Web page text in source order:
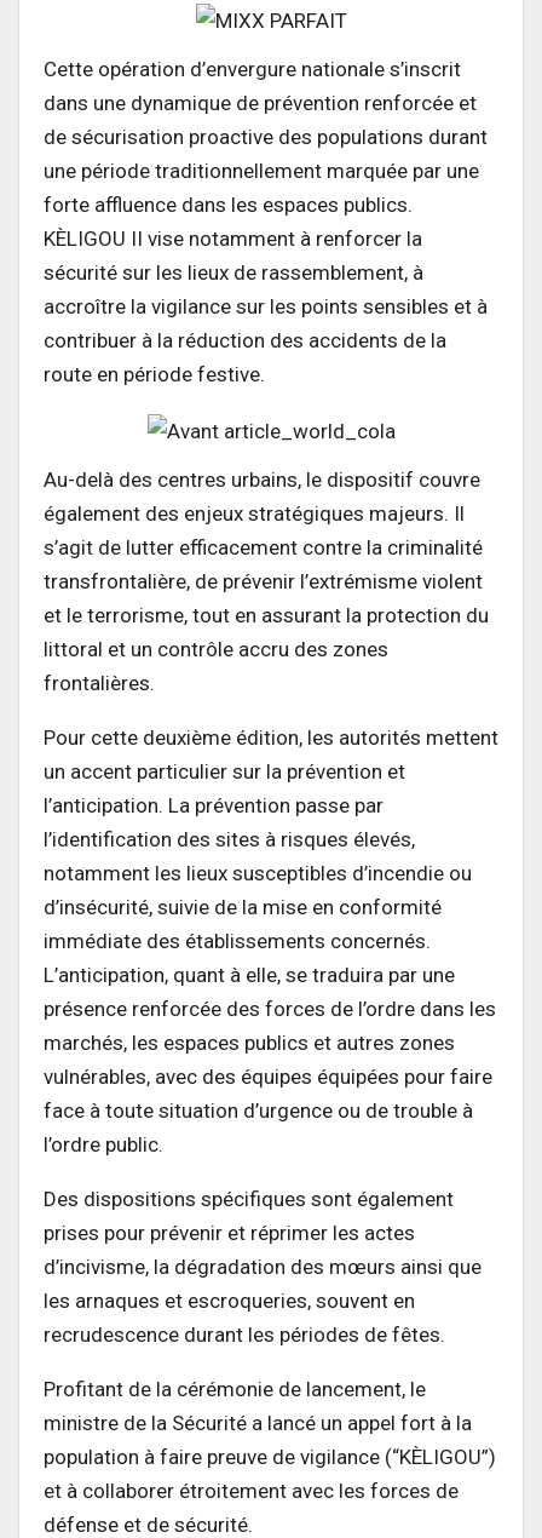
Cette opération d’envergure nationale s’inscrit
dans une dynamique de prévention renforcée et
de sécurisation proactive des populations durant
une période traditionnellement marquée par une
forte affluence dans les espaces publics.
KÈLIGOU II vise notamment à renforcer la
sécurité sur les lieux de rassemblement, à
accroître la vigilance sur les points sensibles et à
contribuer à la réduction des accidents de la
route en période festive.
Au-delà des centres urbains, le dispositif couvre
également des enjeux stratégiques majeurs. Il
s’agit de lutter efficacement contre la criminalité
transfrontalière, de prévenir l’extrémisme violent
et le terrorisme, tout en assurant la protection du
littoral et un contrôle accru des zones
frontalières.
Pour cette deuxième édition, les autorités mettent
un accent particulier sur la prévention et
l’anticipation. La prévention passe par
l’identification des sites à risques élevés,
notamment les lieux susceptibles d’incendie ou
d’insécurité, suivie de la mise en conformité
immédiate des établissements concernés.
L’anticipation, quant à elle, se traduira par une
présence renforcée des forces de l’ordre dans les
marchés, les espaces publics et autres zones
vulnérables, avec des équipes équipées pour faire
face à toute situation d’urgence ou de trouble à
l’ordre public.
Des dispositions spécifiques sont également
prises pour prévenir et réprimer les actes
d’incivisme, la dégradation des mœurs ainsi que
les arnaques et escroqueries, souvent en
recrudescence durant les périodes de fêtes.
Profitant de la cérémonie de lancement, le
ministre de la Sécurité a lancé un appel fort à la
population à faire preuve de vigilance (“KÈLIGOU”)
et à collaborer étroitement avec les forces de
défense et de sécurité.